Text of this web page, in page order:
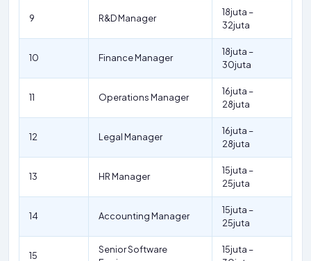
9 R&D Manager
18juta –
32juta
10 Finance Manager
18juta –
30juta
11 Operations Manager
16juta –
28juta
12 Legal Manager
16juta –
28juta
13 HR Manager
15juta –
25juta
14 Accounting Manager
15juta –
25juta
15
Senior Software
15juta –